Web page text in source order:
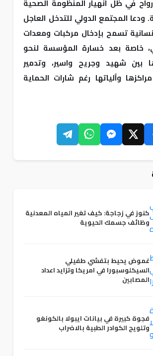
في ظل انهيار المنظومة الصحية
ودعا المجتمع الدولي للتدخل العاجل
تسمح بإدخال مركبات ومعدات
خاصة بعد خسارة المؤسسة لنحو
بين شهيد وجريح واسير، وتدمير
وآلياتها رغم شارات الحماية
كنوز في زجاجة: كيف تغير المياه المعدنية
وظائف جسمك الحيوية
غموض يحيط بتفشي طفيلي
السيكلوسبورا في امريكا وتزايد اعداد
المصابين
فجوة كبيرة في بيانات ايبولا بالكونغو
وتلويح الكوادر الطبية بالاضراب